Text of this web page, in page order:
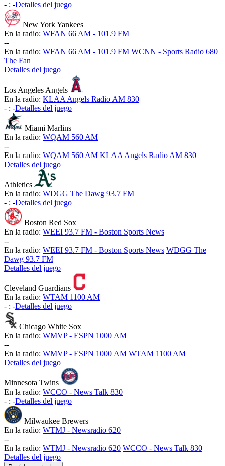
- : -Detalles del juego
New York Yankees
En la radio: WFAN 66 AM - 101.9 FM
--
En la radio: WFAN 66 AM - 101.9 FM WCNN - Sports Radio 680
The Fan
Detalles del juego
Los Angeles Angels
En la radio: KLAA Angels Radio AM 830
- : -Detalles del juego
Miami Marlins
En la radio: WQAM 560 AM
--
En la radio: WQAM 560 AM KLAA Angels Radio AM 830
Detalles del juego
Athletics
En la radio: WDGG The Dawg 93.7 FM
- : -Detalles del juego
Boston Red Sox
En la radio: WEEI 93.7 FM - Boston Sports News
--
En la radio: WEEI 93.7 FM - Boston Sports News WDGG The
Dawg 93.7 FM
Detalles del juego
Cleveland Guardians
En la radio: WTAM 1100 AM
- : -Detalles del juego
Chicago White Sox
En la radio: WMVP - ESPN 1000 AM
--
En la radio: WMVP - ESPN 1000 AM WTAM 1100 AM
Detalles del juego
Minnesota Twins
En la radio: WCCO - News Talk 830
- : -Detalles del juego
Milwaukee Brewers
En la radio: WTMJ - Newsradio 620
--
En la radio: WTMJ - Newsradio 620 WCCO - News Talk 830
Detalles del juego